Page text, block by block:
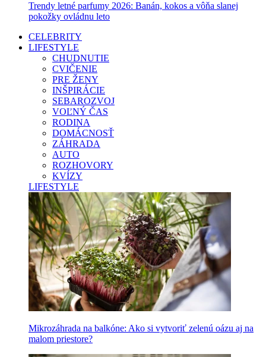
Trendy letné parfumy 2026: Banán, kokos a vôňa slanej
pokožky ovládnu leto
CELEBRITY
LIFESTYLE
CHUDNUTIE
CVIČENIE
PRE ŽENY
INŠPIRÁCIE
SEBAROZVOJ
VOĽNÝ ČAS
RODINA
DOMÁCNOSŤ
ZÁHRADA
AUTO
ROZHOVORY
KVÍZY
LIFESTYLE
Mikrozáhrada na balkóne: Ako si vytvoriť zelenú oázu aj na
malom priestore?